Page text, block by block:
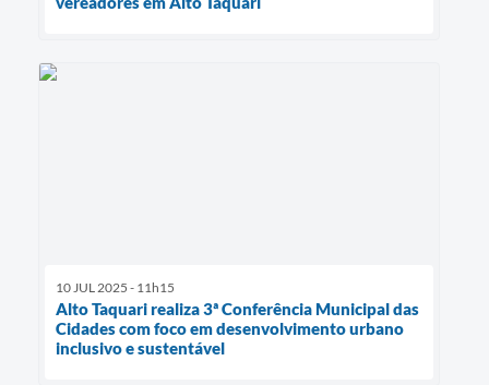
10 JUL 2025 - 11h15
Alto Taquari realiza 3ª Conferência Municipal das
Cidades com foco em desenvolvimento urbano
inclusivo e sustentável